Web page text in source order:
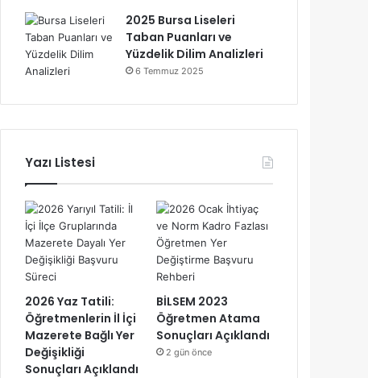
2025 Bursa Liseleri
Taban Puanları ve
Yüzdelik Dilim Analizleri
6 Temmuz 2025
Yazı Listesi
2026 Yaz Tatili:
Öğretmenlerin İl İçi
Mazerete Bağlı Yer
Değişikliği
Sonuçları Açıklandı
BİLSEM 2023
Öğretmen Atama
Sonuçları Açıklandı
2 gün önce